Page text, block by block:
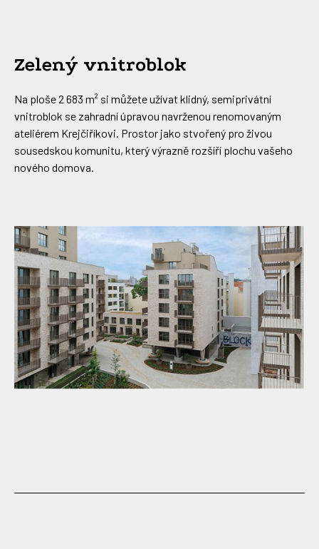
Zelený vnitroblok
Na ploše 2 683 m² si můžete užívat klidný, semiprivátní
vnitroblok se zahradní úpravou navrženou renomovaným
ateliérem Krejčiříkovi. Prostor jako stvořený pro živou
sousedskou komunitu, který výrazně rozšíří plochu vašeho
nového domova.